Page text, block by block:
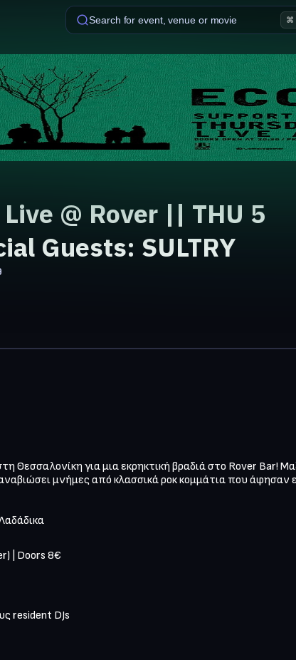
Search for event, venue or movie ⌘
Live @ Rover || THU 5
Guests: SULTRY
Θεσσαλονίκη για μια εκρηκτική βραδιά στο Rover Bar!
μνήμες από κλασσικά ροκ κομμάτια που άφησαν
| Doors 8€
resident DJs